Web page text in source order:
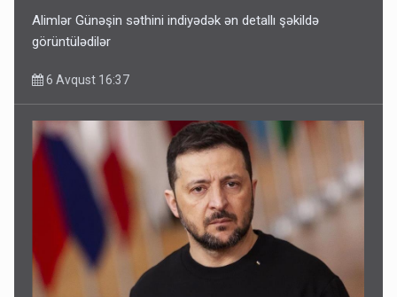
Alimlər Günəşin səthini indiyədək ən detallı şəkildə
görüntülədilər
6 Avqust 16:37